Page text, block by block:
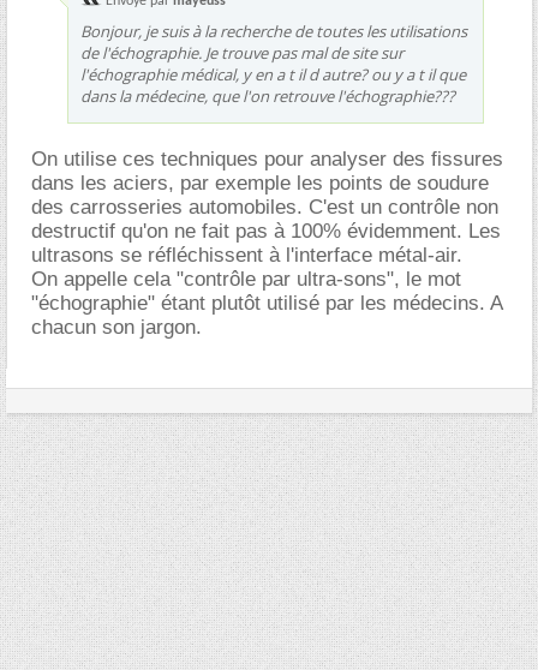
Bonjour, je suis à la recherche de toutes les utilisations
de l'échographie. Je trouve pas mal de site sur
l'échographie médical, y en a t il d autre? ou y a t il que
dans la médecine, que l'on retrouve l'échographie???
On utilise ces techniques pour analyser des fissures
dans les aciers, par exemple les points de soudure
des carrosseries automobiles. C'est un contrôle non
destructif qu'on ne fait pas à 100% évidemment. Les
ultrasons se réfléchissent à l'interface métal-air.
On appelle cela "contrôle par ultra-sons", le mot
"échographie" étant plutôt utilisé par les médecins. A
chacun son jargon.